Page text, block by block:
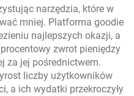
narzędzia, które w
mniej. Platforma goodie
najlepszych okazji, a
zwrot pieniędzy
za jej pośrednictwem.
liczby użytkowników
a ich wydatki przekroczyły